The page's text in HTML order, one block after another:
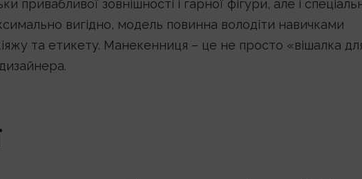
привабливої зовнішності і гарної фігури, але і
вигідно, модель повинна володіти навичками
та етикету. Манекенниця – це не просто «вішалка